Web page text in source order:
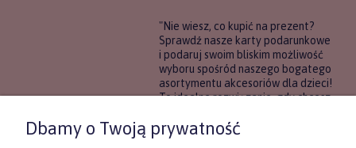
"Nie wiesz, co kupić na prezent?
Sprawdź nasze karty podarunkowe
i podaruj swoim bliskim możliwość
wyboru spośród naszego bogatego
asortymentu akcesoriów dla dzieci!
To idealne rozwiązanie, gdy chcesz
pewności, co będzie najbardziej
trafione.
Dbamy o Twoją prywatność